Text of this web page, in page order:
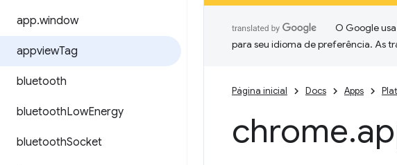
app.window
appviewTag
bluetooth
bluetoothLowEnergy
bluetoothSocket
O Google
para seu idioma de preferência. As
Página inicial Docs Apps
chrome.